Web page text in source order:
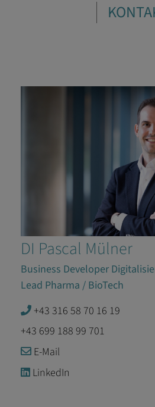
DI Pascal Mülner
Business Developer
Lead Pharma / BioTech
+43 316 58 70 16 19
+43 699 188 99 701
E-Mail
LinkedIn